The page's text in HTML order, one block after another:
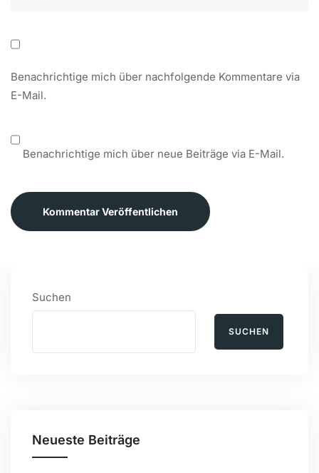
Benachrichtige mich über nachfolgende Kommentare via
E-Mail.
Benachrichtige mich über neue Beiträge via E-Mail.
Kommentar Veröffentlichen
Suchen
SUCHEN
Neueste Beiträge